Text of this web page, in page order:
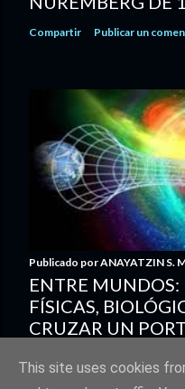
Compartir Publicar un
Publicado porANAYATZIN S.
ENTRE
FÍSICAS,
CRUZAR UN
This site uses cookies